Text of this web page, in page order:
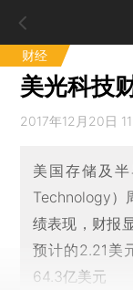
财经
美光科技
2017年12月20日
美国存储及
Technology）
绩表现，财报
预计的2.21美
64.3亿美元